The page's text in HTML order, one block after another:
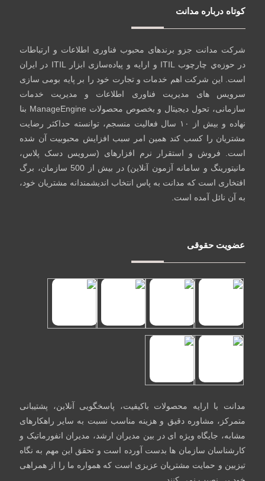
کوتاه درباره مدانت
شرکت مدانت جزو برندهای محبوب فناوری اطلاعات و ارتباطات
در حوزه‌ي چارچوب ITIL و ارایه و پیاده‌سازی ابزار ITIL در ایران
است. این شرکت اهم خدمات و تجارت خود را بر پایه بومی سازی
سرویس های مدیریت فناوری اطلاعات و مدیریت خدمات
سازمانی، تحول دیجیتال و بخصوص محصولات ManageEngine بنا
نهاده و بیش از ۱۰ سال فعالیت منسجم، توانسته حداکثر رضایت
مشتریان را کسب کند همین امر سبب افزایش محبوبیت آن شده
است. فروش و استقرار نرم افزارهای (سرویس دسک پلاس،
مانیتورینگ و سامانه آزمون آنلاین) در بیش از 500 سازمان، برگ
افتخاری است که مدانت به پاس انتخاب اندیشمندانه مشتریان خود،
به آن نائل آمده است.
عضویت حقوقی
مدانت با ارایه محصولات باکیفیت، پاسخگویی آنلاین، پشتیبانی
متمرکز، مشاوره دقیق و هزینه مناسب نسبت به سایر راهکارهای
مشابه، جایگاه ویژه ای در بین مدیران ارشد، مدیران انفورماتیک و
کارشناسان سازمان ها بدست آورده است و تحقق این مهم به نگاه
تیزبین و حمایت مشتریان عزیزی است که همواره ما را از همراهی